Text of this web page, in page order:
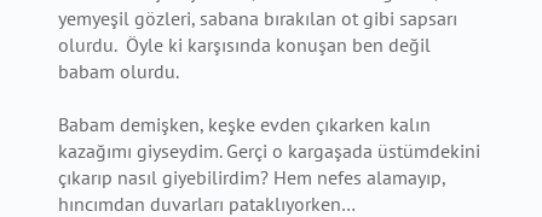
yemyeşil gözleri, sabana bırakılan ot gibi sapsarı
olurdu. Öyle ki karşısında konuşan ben değil
babam olurdu.
Babam demişken, keşke evden çıkarken kalın
kazağımı giyseydim. Gerçi o kargaşada üstümdekini
çıkarıp nasıl giyebilirdim? Hem nefes alamayıp,
hıncımdan duvarları pataklıyorken…